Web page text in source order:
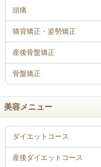
骨盤矯正
美容メニュー